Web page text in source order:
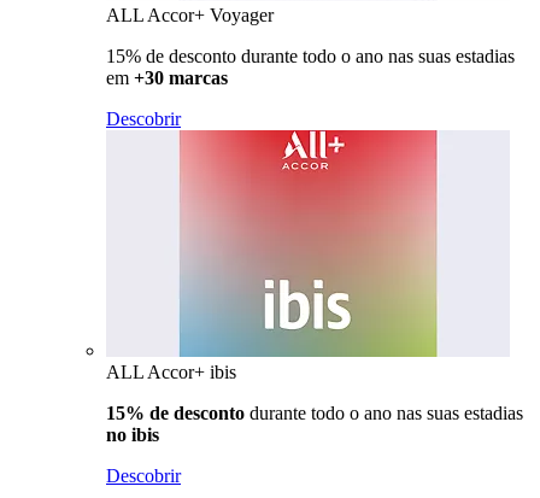
ALL Accor+ Voyager
15% de desconto durante todo o ano nas suas estadias
em +30 marcas
Descobrir
ALL Accor+ ibis
15% de desconto durante todo o ano nas suas estadias
no ibis
Descobrir